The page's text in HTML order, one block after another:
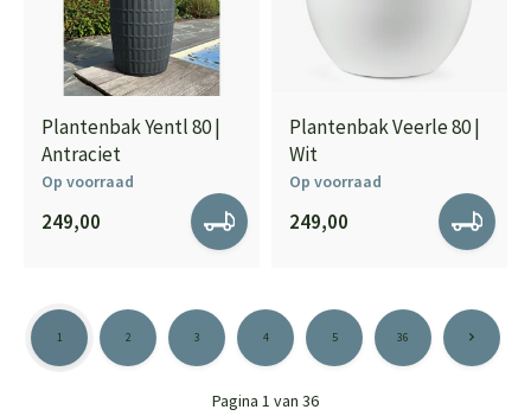
Plantenbak Yentl 80 |
Antraciet
Op voorraad
249,00
Plantenbak Veerle 80 |
Wit
Op voorraad
249,00
Pagina 1 van 36
1 2 3 4 5 36